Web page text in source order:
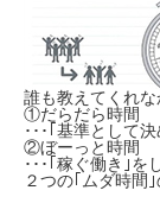
誰も教えてくれ
①だらだら時間
･･･｢基準として
②ぼーっと時間
･･･｢稼ぐ働き｣を
２つの｢ムダ時間